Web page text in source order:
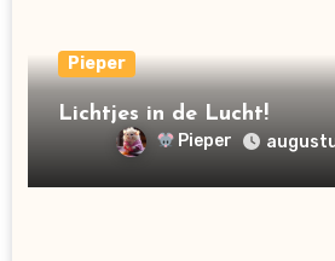
Pieper
Lichtjes in de Lucht!
Pieper